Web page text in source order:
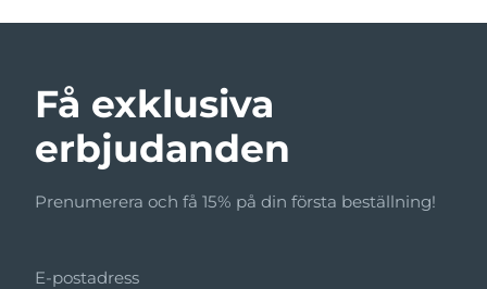
Få exklusiva
erbjudanden
Prenumerera och få 15% på din första beställning!
E-postadress